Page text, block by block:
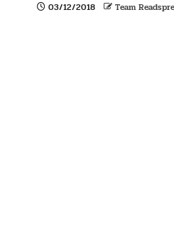
03/12/2018 Team